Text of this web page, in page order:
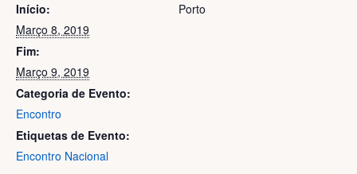
Início:
Março 8, 2019
Fim:
Março 9, 2019
Categoria de Evento:
Encontro
Etiquetas de Evento:
Encontro Nacional
Porto